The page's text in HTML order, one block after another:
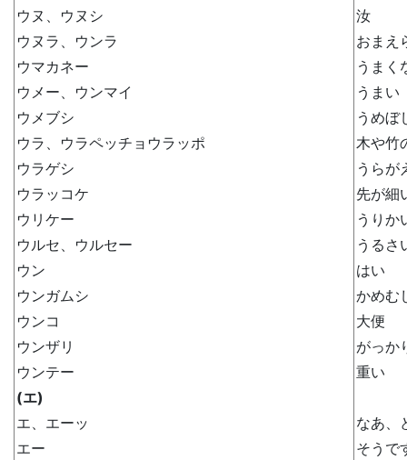
ウヌ、ウヌシ
汝
ウヌラ、ウンラ
おまえ
ウマカネー
うまく
ウメー、ウンマイ
うまい
ウメブシ
うめぼ
ウラ、ウラペッチョウラッポ
木や竹
ウラゲシ
うらが
ウラッコケ
先が細
ウリケー
うりか
ウルセ、ウルセー
うるさ
ウン
はい
ウンガムシ
かめむ
ウンコ
大便
ウンザリ
がっか
ウンテー
重い
(エ)
エ、エーッ
なあ、
エー
そうで